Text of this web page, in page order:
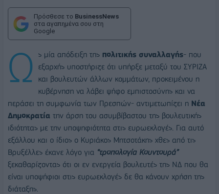
Πρόσθεσε το BusinessNews
στα αγαπημένα σου στη
Google
Ω ς μία απόδειξη της πολιτικής συναλλαγής- που
εξαρχής υποστήριζε ότι υπήρξε μεταξύ του ΣΥΡΙΖΑ
και βουλευτών άλλων κομμάτων, προκειμένου η
κυβέρνηση να λάβει ψήφο εμπιστοσύνης και να
περάσει τη συμφωνία των Πρεσπών- αντιμετωπίζει η Νέα
Δημοκρατία την άρση του ασυμβίβαστου της βουλευτικής
ιδιότητας με την υποψηφιότητα στις ευρωεκλογές. Για αυτό
εξάλλου και ο ίδιος ο Κυριάκος Μητσοτάκης χθες από τις
Βρυξέλλες έκανε λόγο για “τροπολογία Κουντουρά”
ξεκαθαρίζοντας ότι οι εν ενεργεία βουλευτές της ΝΔ που θα
είναι υποψήφιοι στις ευρωεκλογές δε θα κάνουν χρήση της
διάταξης.